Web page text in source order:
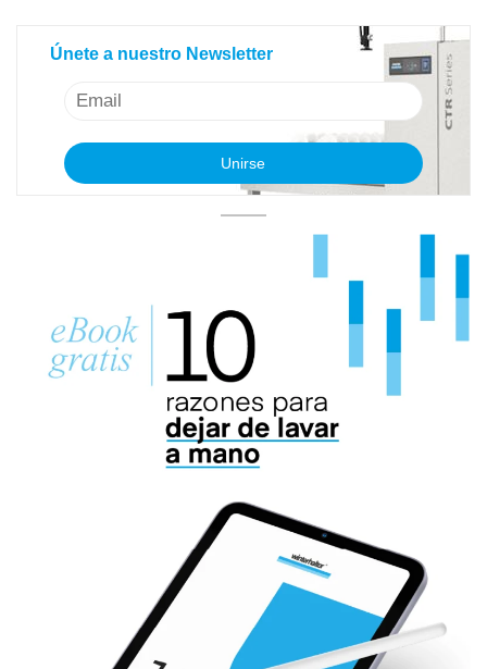
Únete a nuestro Newsletter